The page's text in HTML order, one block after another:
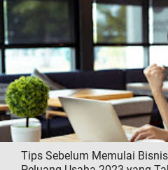
Tips Sebelum Memulai